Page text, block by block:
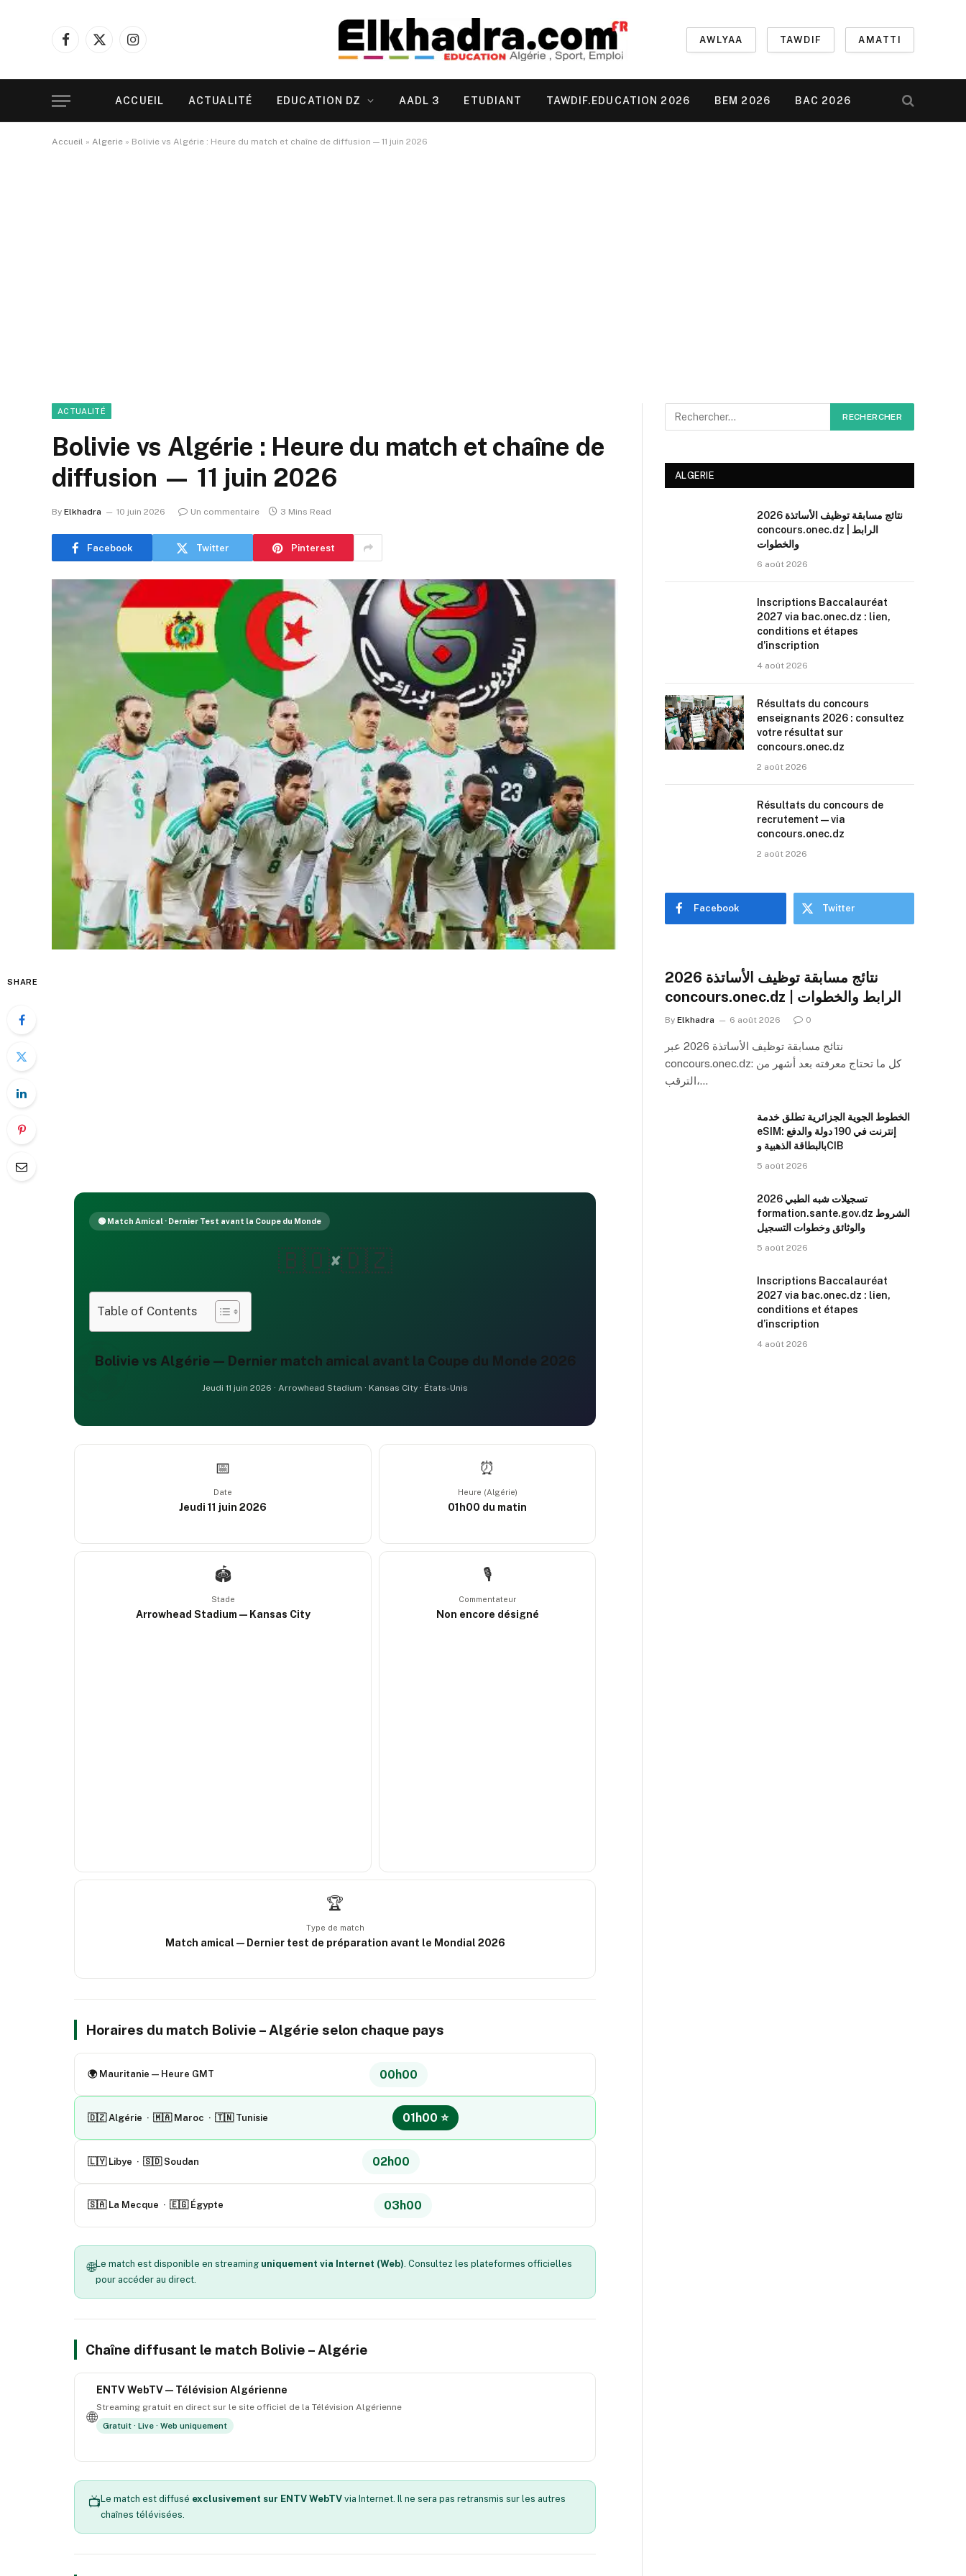
Facebook
X
Instagram
AWLYAA TAWDIF AMATTI
ACCUEIL ACTUALITÉ EDUCATION DZ AADL 3 ETUDIANT TAWDIF.EDUCATION 2026 BEM 2026 BAC 2026
Accueil » Algerie » Bolivie vs Algérie : Heure du match et chaîne de diffusion — 11 juin 2026
ACTUALITÉ
Bolivie vs Algérie : Heure du match et chaîne de
diffusion — 11 juin 2026
By Elkhadra 10 juin 2026 Un commentaire 3 Mins Read
Facebook Twitter Pinterest
SHARE
🟢 Match Amical · Dernier Test avant la Coupe du Monde
🇧🇴✘🇩🇿
Table of Contents
Bolivie vs Algérie — Dernier match amical avant la Coupe du Monde 2026
Jeudi 11 juin 2026 · Arrowhead Stadium · Kansas City · États-Unis
📅
Date
Jeudi 11 juin 2026
⏰
Heure (Algérie)
01h00 du matin
🏟️
Stade
Arrowhead Stadium — Kansas City
🎙️
Commentateur
Non encore désigné
🏆
Type de match
Match amical — Dernier test de préparation avant le Mondial 2026
Horaires du match Bolivie – Algérie selon chaque pays
🌍 Mauritanie — Heure GMT 00h00
🇩🇿 Algérie · 🇲🇦 Maroc · 🇹🇳 Tunisie 01h00 ⭐
🇱🇾 Libye · 🇸🇩 Soudan 02h00
🇸🇦 La Mecque · 🇪🇬 Égypte 03h00
🌐Le match est disponible en streaming uniquement via Internet (Web). Consultez les plateformes officielles
pour accéder au direct.
Chaîne diffusant le match Bolivie – Algérie
🌐
ENTV WebTV — Télévision Algérienne
Streaming gratuit en direct sur le site officiel de la Télévision Algérienne
Gratuit · Live · Web uniquement
📺 Le match est diffusé exclusivement sur ENTV WebTVvia Internet. Il ne sera pas retransmis sur les autres
chaînes télévisées.
ALGERIE
نتائج مسابقة توظيف الأساتذة 2026
concours.onec.dz | الرابط
والخطوات
6 août 2026
Inscriptions Baccalauréat
2027 via bac.onec.dz : lien,
conditions et étapes
d’inscription
4 août 2026
Résultats du concours
enseignants 2026 : consultez
votre résultat sur
concours.onec.dz
2 août 2026
Résultats du concours de
recrutement — via
concours.onec.dz
2 août 2026
Facebook Twitter
نتائج مسابقة توظيف الأساتذة 2026
concours.onec.dz | الرابط والخطوات
By Elkhadra 6 août 2026 0
نتائج مسابقة توظيف الأساتذة 2026 عبر
concours.onec.dz: كل ما تحتاج معرفته بعد أشهر من
الترقب،…
الخطوط الجوية الجزائرية تطلق خدمة
eSIM: إنترنت في 190 دولة والدفع
بالبطاقة الذهبية وCIB
5 août 2026
تسجيلات شبه الطبي 2026
formation.sante.gov.dz الشروط
والوثائق وخطوات التسجيل
5 août 2026
Inscriptions Baccalauréat
2027 via bac.onec.dz : lien,
conditions et étapes
d’inscription
4 août 2026